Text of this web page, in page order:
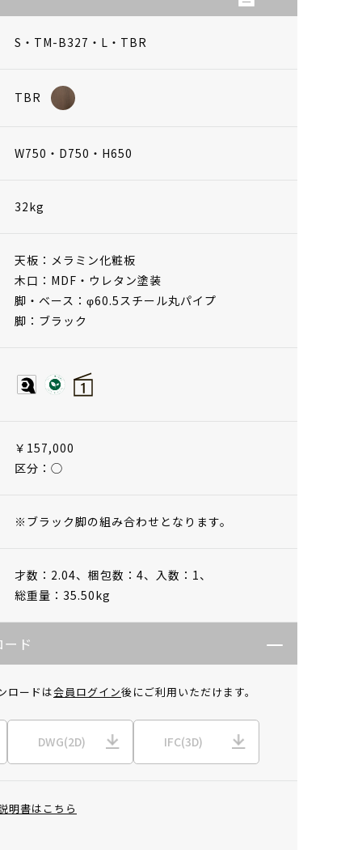
S・TM-B327・L・TBR
TBR
W750・D750・H650
32kg
天板：メラミン化粧板
木口：MDF・ウレタン塗装
脚・ベース：φ60.5スチール丸パイプ
脚：ブラック
￥157,000
区分：◯
※ブラック脚の組み合わせとなります。
才数：2.04、 梱包数：4、 入数：1、
総重量：35.50kg
ド
ロードは会員ログイン後にご利用いただけます。
DWG(2D) IFC(3D)
明書はこちら